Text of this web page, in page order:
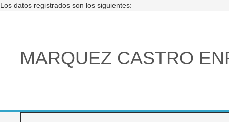
Los datos registrados son los siguientes:
MARQUEZ CASTRO